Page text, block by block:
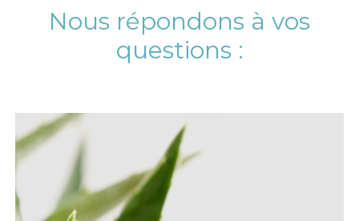
Nous répondons à vos
questions :